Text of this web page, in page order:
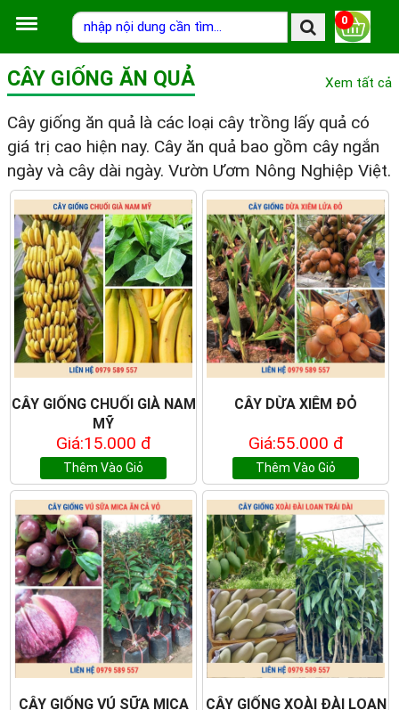
0
CÂY GIỐNG ĂN QUẢ Xem tất cả
Cây giống ăn quả là các loại cây trồng lấy quả có
giá trị cao hiện nay. Cây ăn quả bao gồm cây ngắn
ngày và cây dài ngày. Vườn Ươm Nông Nghiệp Việt.
CÂY GIỐNG CHUỐI GIÀ NAM
MỸ
Giá:15.000 đ
Thêm Vào Giỏ
CÂY DỪA XIÊM ĐỎ
Giá:55.000 đ
Thêm Vào Giỏ
CÂY GIỐNG VÚ SỮA MICA CÂY GIỐNG XOÀI ĐÀI LOAN